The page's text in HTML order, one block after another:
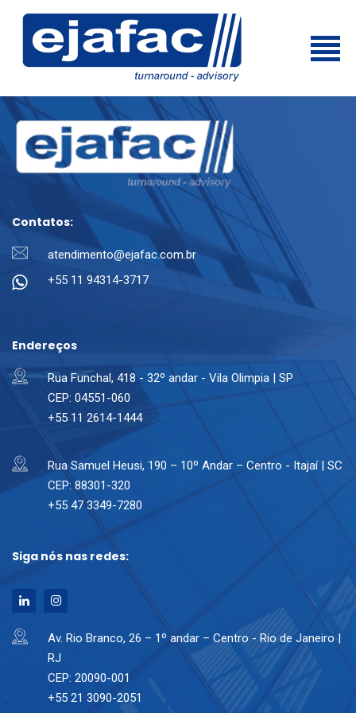
Contatos:
atendimento@ejafac.com.br
+55 11 94314-3717
Endereços
Rua Funchal, 418 - 32º andar - Vila Olimpia | SP
CEP: 04551-060
+55 11 2614-1444
Rua Samuel Heusi, 190 – 10º Andar – Centro - Itajaí | SC
CEP: 88301-320
+55 47 3349-7280
Siga nós nas redes:
Av. Rio Branco, 26 – 1º andar – Centro - Rio de Janeiro |
RJ
CEP: 20090-001
+55 21 3090-2051